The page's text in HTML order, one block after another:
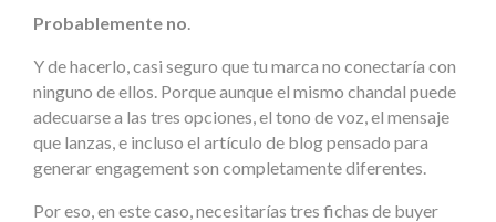
Probablemente no.
Y de hacerlo, casi seguro que tu marca no conectaría con
ninguno de ellos. Porque aunque el mismo chandal puede
adecuarse a las tres opciones, el tono de voz, el mensaje
que lanzas, e incluso el artículo de blog pensado para
generar engagement son completamente diferentes.
Por eso, en este caso, necesitarías tres fichas de buyer